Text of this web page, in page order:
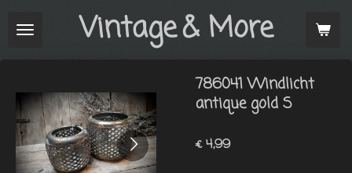
direct
Vintage& More
786041 Windlicht
antique gold S
€ 4,99